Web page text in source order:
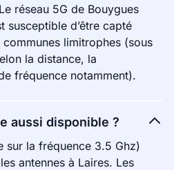
réseau 5G de Bouygues
susceptible d’être capté
limitrophes (sous
la distance, la
fréquence notamment).
aussi disponible ?
sur la fréquence 3.5 Ghz)
antennes à Laires. Les